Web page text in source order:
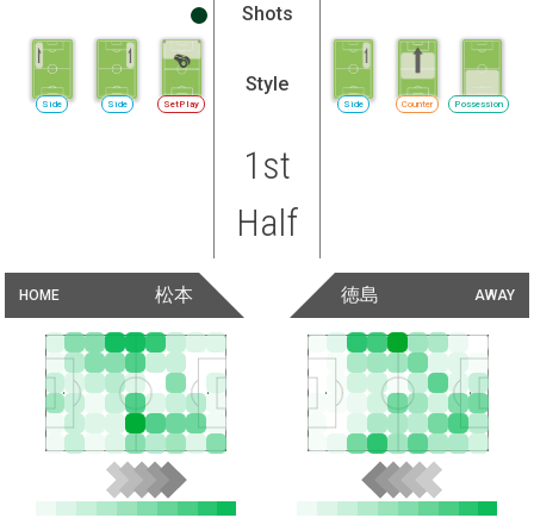
Shots
SetPlay
Side
Side
Style
Side Counter Possession
1st
Half
HOME 松本 AWAY
徳島